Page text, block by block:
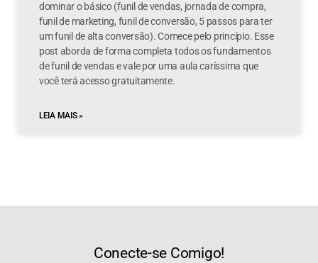
dominar o básico (funil de vendas, jornada de compra,
funil de marketing, funil de conversão, 5 passos para ter
um funil de alta conversão). Comece pelo princípio. Esse
post aborda de forma completa todos os fundamentos
de funil de vendas e vale por uma aula caríssima que
você terá acesso gratuitamente.
LEIA MAIS »
Conecte-se Comigo!